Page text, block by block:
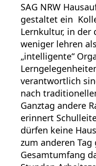
SAG NRW
gestaltet ein
Lernkultur, in der
weniger lehren
„intelligente“
verantwortlich
nach
Ganztag andere
erinnert
dürfen keine
zum anderen
Gesamtumfang